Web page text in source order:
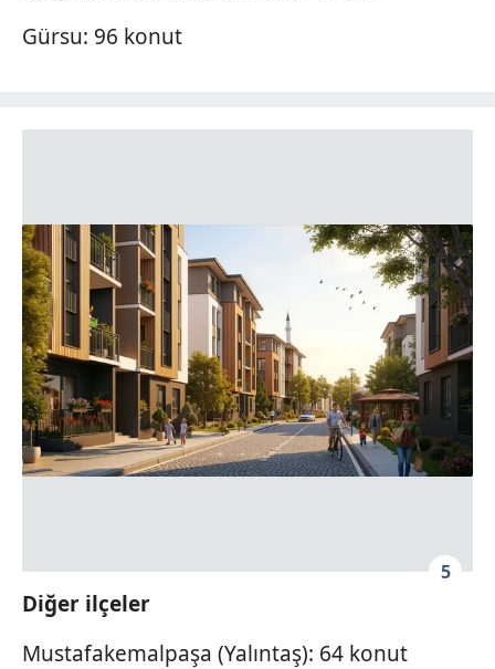
Gürsu: 96 konut
5
Diğer ilçeler
Mustafakemalpaşa (Yalıntaş): 64 konut